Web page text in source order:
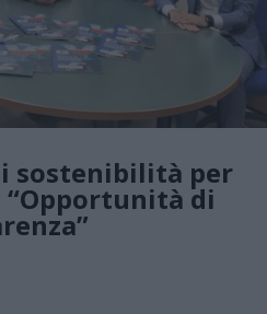
sostenibilità per
“Opportunità di